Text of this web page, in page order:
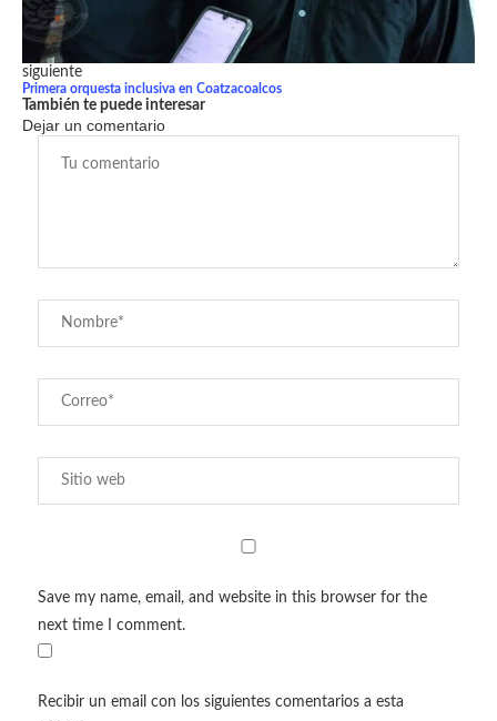
siguiente
Primera orquesta inclusiva en Coatzacoalcos
También te puede interesar
Dejar un comentario
Save my name, email, and website in this browser for the
next time I comment.
Recibir un email con los siguientes comentarios a esta